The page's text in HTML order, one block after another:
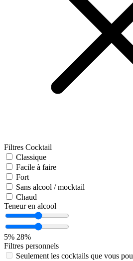
Filtres Cocktail
Classique
Facile à faire
Fort
Sans alcool / mocktail
Chaud
Teneur en alcool
5% 28%
Filtres personnels
Seulement les cocktails que vous